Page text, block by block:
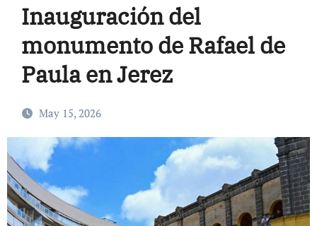
Inauguración del
monumento de Rafael de
Paula en Jerez
May 15, 2026